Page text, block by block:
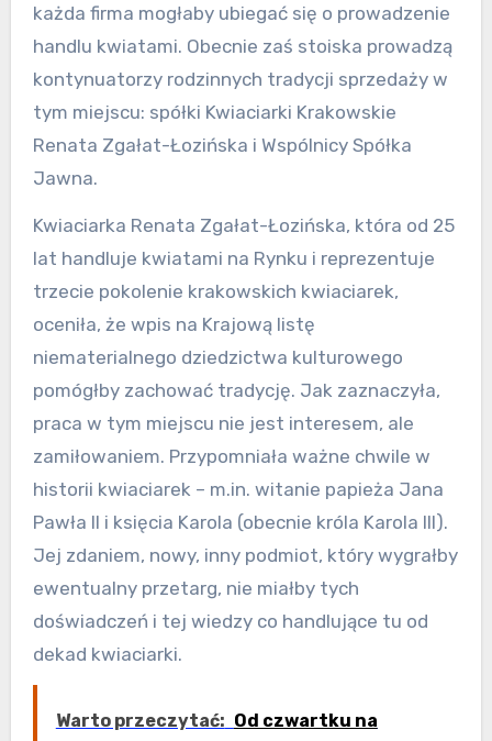
każda firma mogłaby ubiegać się o prowadzenie
handlu kwiatami. Obecnie zaś stoiska prowadzą
kontynuatorzy rodzinnych tradycji sprzedaży w
tym miejscu: spółki Kwiaciarki Krakowskie
Renata Zgałat-Łozińska i Wspólnicy Spółka
Jawna.
Kwiaciarka Renata Zgałat-Łozińska, która od 25
lat handluje kwiatami na Rynku i reprezentuje
trzecie pokolenie krakowskich kwiaciarek,
oceniła, że wpis na Krajową listę
niematerialnego dziedzictwa kulturowego
pomógłby zachować tradycję. Jak zaznaczyła,
praca w tym miejscu nie jest interesem, ale
zamiłowaniem. Przypomniała ważne chwile w
historii kwiaciarek – m.in. witanie papieża Jana
Pawła II i księcia Karola (obecnie króla Karola III).
Jej zdaniem, nowy, inny podmiot, który wygrałby
ewentualny przetarg, nie miałby tych
doświadczeń i tej wiedzy co handlujące tu od
dekad kwiaciarki.
Warto przeczytać: Od czwartku na